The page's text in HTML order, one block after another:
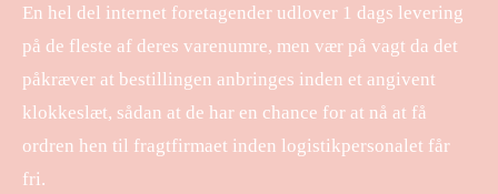
En hel del internet foretagender udlover 1 dags levering
på de fleste af deres varenumre, men vær på vagt da det
påkræver at bestillingen anbringes inden et angivent
klokkeslæt, sådan at de har en chance for at nå at få
ordren hen til fragtfirmaet inden logistikpersonalet får
fri.